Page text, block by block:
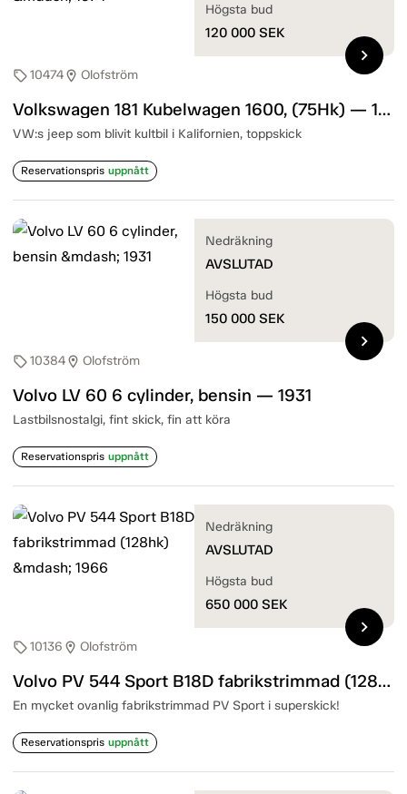
sell10474location_on Olofström
Volkswagen 181 Kubelwagen 1600, (75Hk) — 1974
VW:s jeep som blivit kultbil i Kalifornien, toppskick
Reservationspris uppnått
Högsta bud
120 000 SEK
chevron_right
sell10384location_on Olofström
Volvo LV 60 6 cylinder, bensin — 1931
Lastbilsnostalgi, fint skick, fin att köra
Reservationspris uppnått
Nedräkning
AVSLUTAD
Högsta bud
150 000 SEK
chevron_right
sell10136 location_on Olofström
Volvo PV 544 Sport B18D fabrikstrimmad (128hk) — 1966
En mycket ovanlig fabrikstrimmad PV Sport i superskick!
Reservationspris uppnått
Nedräkning
AVSLUTAD
Högsta bud
650 000 SEK
chevron_right